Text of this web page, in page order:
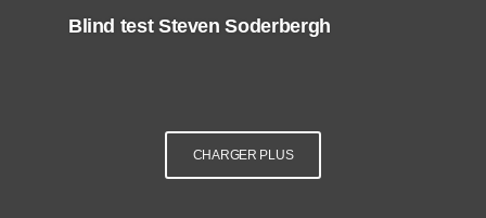
Blind test Steven Soderbergh
CHARGER PLUS